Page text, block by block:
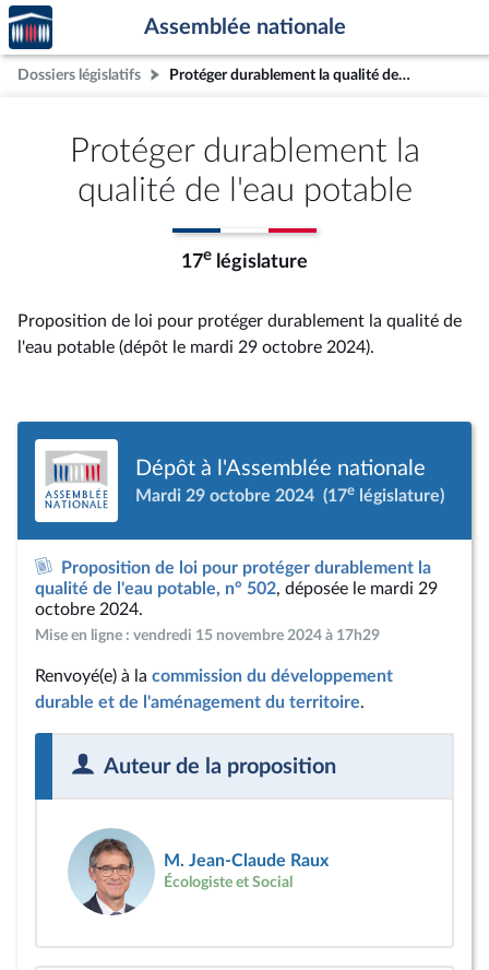
Aller au contenu
Aller en bas de la page
Accèder
à la
page
d'accueil
Assemblée nationale
Dossiers législatifs Protéger durablement la qualité de l'eau potable
Protéger durablement la
qualité de l'eau potable
17e législature
Proposition de loi pour protéger durablement la qualité de
l'eau potable (dépôt le mardi 29 octobre 2024).
Dépôt à l'Assemblée nationale
Mardi 29 octobre 2024 (17e législature)
Proposition de loi pour protéger durablement la
qualité de l'eau potable, n° 502, déposée le mardi 29
octobre 2024.
Mise en ligne : vendredi 15 novembre 2024 à 17h29
Renvoyé(e) à la commission du développement
durable et de l'aménagement du territoire.
Auteur de la proposition
M. Jean-Claude Raux
Écologiste et Social